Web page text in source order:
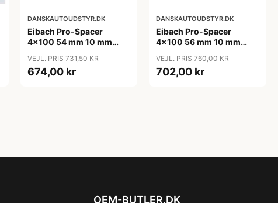
DANSKAUTOUDSTYR.DK
Eibach Pro-Spacer
4x100 54 mm 10 mm
VEJL. PRIS 731,50 KR
674,00 kr
DANSKAUTOUDSTYR.DK
Eibach Pro-Spacer
4x100 56 mm 10 mm
VEJL. PRIS 760,00 KR
702,00 kr
OEM-BUTLER.DK